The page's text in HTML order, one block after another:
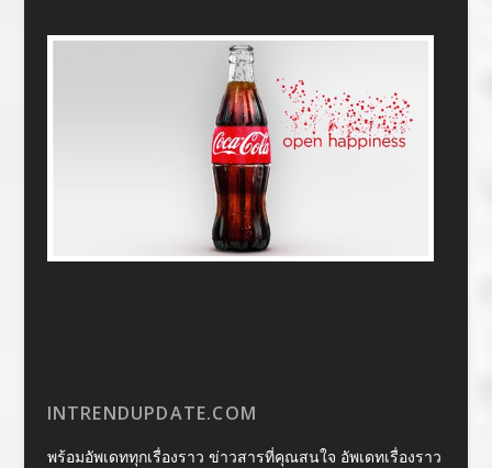
INTRENDUPDATE.COM
พร้อมอัพเดททุกเรื่องราว ข่าวสารที่คุณสนใจ อัพเดทเรื่องราว